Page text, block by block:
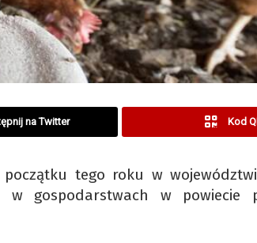
na Twitter Kod
tego roku w
gospodarstwach w powiecie